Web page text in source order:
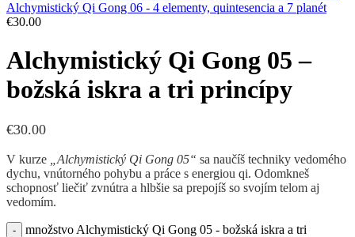
Alchymistický Qi Gong 06 - 4 elementy, quintesencia a 7 planét
€30.00
Alchymistický Qi Gong 05 –
božská iskra a tri princípy
€30.00
V kurze „Alchymistický Qi Gong 05“ sa naučíš techniky vedomého
dychu, vnútorného pohybu a práce s energiou qi. Odomkneš
schopnosť liečiť zvnútra a hlbšie sa prepojíš so svojím telom aj
vedomím.
množstvo Alchymistický Qi Gong 05 - božská iskra a tri